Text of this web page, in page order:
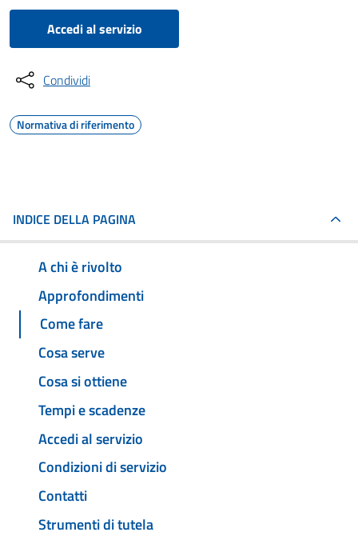
Accedi al servizio
Condividi
Normativa di riferimento
INDICE DELLA PAGINA
A chi è rivolto
Approfondimenti
Come fare
Cosa serve
Cosa si ottiene
Tempi e scadenze
Accedi al servizio
Condizioni di servizio
Contatti
Strumenti di tutela